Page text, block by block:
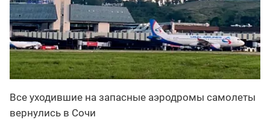
Все уходившие на запасные аэродромы самолеты
вернулись в Сочи